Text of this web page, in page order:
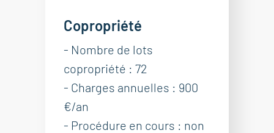
Copropriété
- Nombre de lots
copropriété : 72
- Charges annuelles : 900
€/an
- Procédure en cours : non